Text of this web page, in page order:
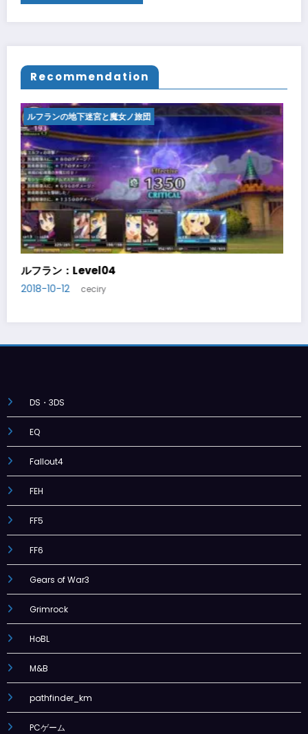
Recommendation
迷宮と魔女ノ旅団
ceciry
ルフランの地下迷
DS・3DS
EQ
Fallout4
FEH
FF5
FF6
Gears of War3
Grimrock
HoBL
M&B
pathfinder_km
PCゲーム